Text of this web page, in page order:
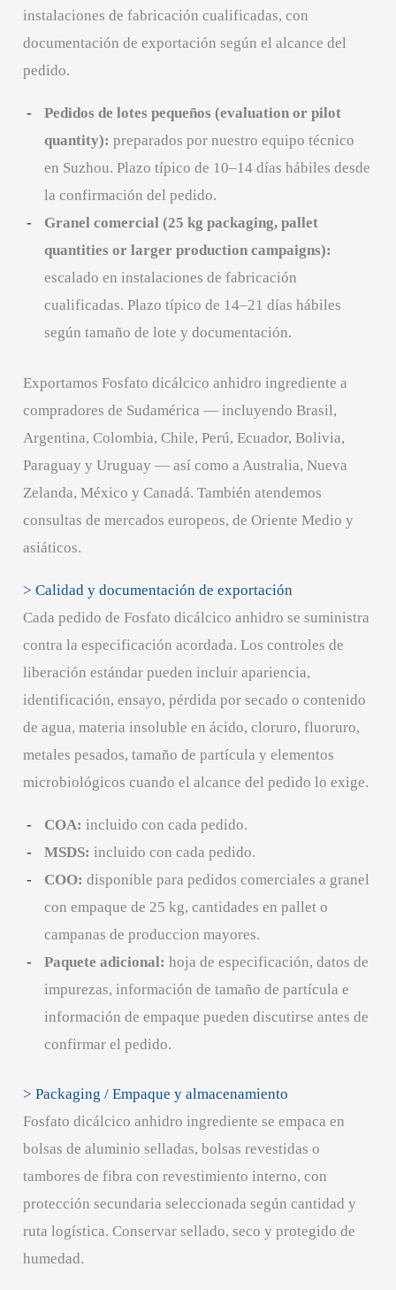
instalaciones de fabricación cualificadas, con
documentación de exportación según el alcance del
pedido.
Pedidos de lotes pequeños (evaluation or pilot
quantity): preparados por nuestro equipo técnico
en Suzhou. Plazo típico de 10–14 días hábiles desde
la confirmación del pedido.
Granel comercial (25 kg packaging, pallet
quantities or larger production campaigns):
escalado en instalaciones de fabricación
cualificadas. Plazo típico de 14–21 días hábiles
según tamaño de lote y documentación.
Exportamos Fosfato dicálcico anhidro ingrediente a
compradores de Sudamérica — incluyendo Brasil,
Argentina, Colombia, Chile, Perú, Ecuador, Bolivia,
Paraguay y Uruguay — así como a Australia, Nueva
Zelanda, México y Canadá. También atendemos
consultas de mercados europeos, de Oriente Medio y
asiáticos.
> Calidad y documentación de exportación
Cada pedido de Fosfato dicálcico anhidro se suministra
contra la especificación acordada. Los controles de
liberación estándar pueden incluir apariencia,
identificación, ensayo, pérdida por secado o contenido
de agua, materia insoluble en ácido, cloruro, fluoruro,
metales pesados, tamaño de partícula y elementos
microbiológicos cuando el alcance del pedido lo exige.
COA: incluido con cada pedido.
MSDS: incluido con cada pedido.
COO: disponible para pedidos comerciales a granel
con empaque de 25 kg, cantidades en pallet o
campanas de produccion mayores.
Paquete adicional: hoja de especificación, datos de
impurezas, información de tamaño de partícula e
información de empaque pueden discutirse antes de
confirmar el pedido.
> Packaging / Empaque y almacenamiento
Fosfato dicálcico anhidro ingrediente se empaca en
bolsas de aluminio selladas, bolsas revestidas o
tambores de fibra con revestimiento interno, con
protección secundaria seleccionada según cantidad y
ruta logística. Conservar sellado, seco y protegido de
humedad.